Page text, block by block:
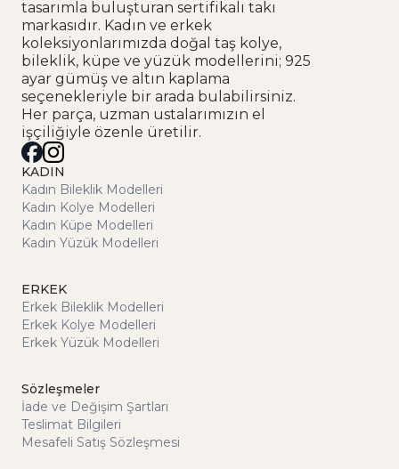
tasarımla buluşturan sertifikalı takı
markasıdır. Kadın ve erkek
koleksiyonlarımızda doğal taş kolye,
bileklik, küpe ve yüzük modellerini; 925
ayar gümüş ve altın kaplama
seçenekleriyle bir arada bulabilirsiniz.
Her parça, uzman ustalarımızın el
işçiliğiyle özenle üretilir.
KADIN
Kadın Bileklik Modelleri
Kadın Kolye Modelleri
Kadın Küpe Modelleri
Kadın Yüzük Modelleri
ERKEK
Erkek Bileklik Modelleri
Erkek Kolye Modelleri
Erkek Yüzük Modelleri
Sözleşmeler
İade ve Değişim Şartları
Teslimat Bilgileri
Mesafeli Satış Sözleşmesi